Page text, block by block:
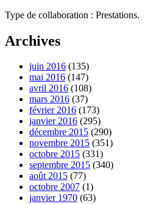
Type de collaboration : Prestations.
Archives
juin 2016 (135)
mai 2016 (147)
avril 2016 (108)
mars 2016 (37)
février 2016 (173)
janvier 2016 (295)
décembre 2015 (290)
novembre 2015 (351)
octobre 2015 (331)
septembre 2015 (340)
août 2015 (77)
octobre 2007 (1)
janvier 1970 (63)